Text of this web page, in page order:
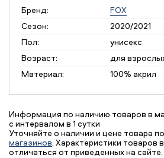
Бренд:
FOX
Сезон:
2020/2021
Пол:
унисекс
Возраст:
для
Материал:
100% акрил
Информация по наличию товаров в
с интервалом в 1 сутки
Уточняйте о наличии и цене товара
магазинов. Характеристики товаров в
отличаться от приведенных на сайте.